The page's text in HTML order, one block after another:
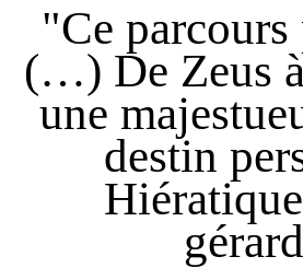
"Ce
(…) De Zeus
une
destin